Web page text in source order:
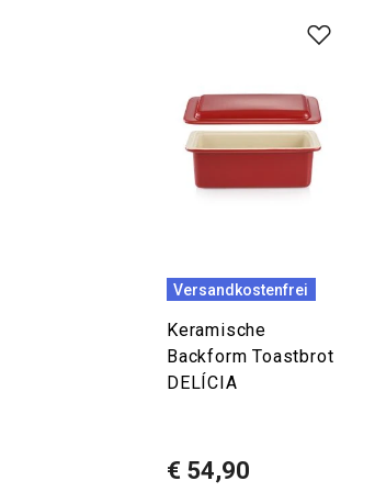
Versandkostenfrei
Keramische
Backform Toastbrot
DELÍCIA
€ 54,90